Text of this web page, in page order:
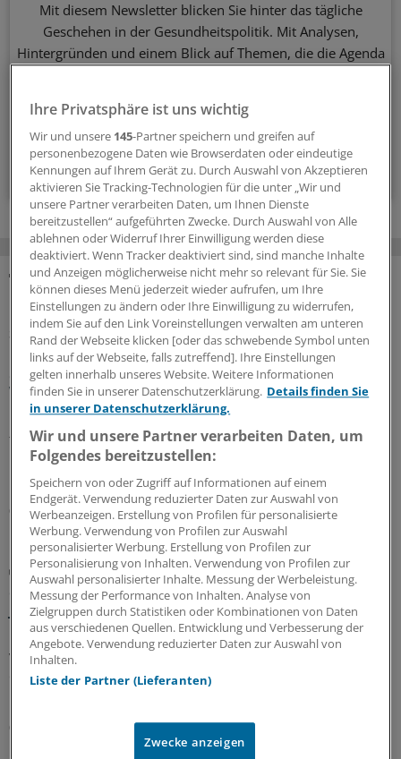
Mit diesem Newsletter blicken Sie hinter das tägliche
Geschehen in der Gesundheitspolitik. Mit Analysen,
Hintergründen und einem Blick auf Themen, die die Agenda
14-tägig, donnerstags
Zum Abonnieren bitte anmelden
MEHR ZUM THEMA
Sparpaket sorgt für Unsicherheit
Praxisbesonderheiten in Zeiten des GKV-
Spargesetzes: Klarheit soll es in der kommenden
Woche geben
Ein Passus des Beitragssatzstabilisierungsgesetz sorgt
für Unruhe unter Ärztinnen und Ärzten. Stehen die
Praxisbesonderheiten auf der Kippe? Oder eher doch
nicht? Kassenärzte und Krankenkassen verhandeln.
06.08.2026
GKV-Spargesetz
Sparliste der KBV: So hoch könnten die Verluste
jeder Praxis sein
Die Kassenärztliche Bundesvereinigung hat eine Liste
vorgelegt, in der sie die möglichen finanziellen Folgen
des GKV-Spargesetzes pro Ärztin bzw. Arzt auflistet. Die
05.08.2026
Ihre Privatsphäre ist uns wichtig
Wir und unsere 145-Partner speichern und greifen auf
personenbezogene Daten wie Browserdaten oder eindeutige
Kennungen auf Ihrem Gerät zu. Durch Auswahl von Akzeptieren
aktivieren Sie Tracking-Technologien für die unter „Wir und
unsere Partner verarbeiten Daten, um Ihnen Dienste
bereitzustellen“ aufgeführten Zwecke. Durch Auswahl von Alle
ablehnen oder Widerruf Ihrer Einwilligung werden diese
deaktiviert. Wenn Tracker deaktiviert sind, sind manche Inhalte
und Anzeigen möglicherweise nicht mehr so relevant für Sie. Sie
können dieses Menü jederzeit wieder aufrufen, um Ihre
Einstellungen zu ändern oder Ihre Einwilligung zu widerrufen,
indem Sie auf den Link Voreinstellungen verwalten am unteren
Rand der Webseite klicken [oder das schwebende Symbol unten
links auf der Webseite, falls zutreffend]. Ihre Einstellungen
gelten innerhalb unseres Website. Weitere Informationen
finden Sie in unserer Datenschutzerklärung. Details finden Sie
in unserer Datenschutzerklärung.
Wir und unsere Partner verarbeiten Daten, um
Folgendes bereitzustellen:
Speichern von oder Zugriff auf Informationen auf einem
Endgerät. Verwendung reduzierter Daten zur Auswahl von
Werbeanzeigen. Erstellung von Profilen für personalisierte
Werbung. Verwendung von Profilen zur Auswahl
personalisierter Werbung. Erstellung von Profilen zur
Personalisierung von Inhalten. Verwendung von Profilen zur
Auswahl personalisierter Inhalte. Messung der Werbeleistung.
Messung der Performance von Inhalten. Analyse von
Zielgruppen durch Statistiken oder Kombinationen von Daten
aus verschiedenen Quellen. Entwicklung und Verbesserung der
Angebote. Verwendung reduzierter Daten zur Auswahl von
Inhalten.
Liste der Partner (Lieferanten)
Zwecke anzeigen